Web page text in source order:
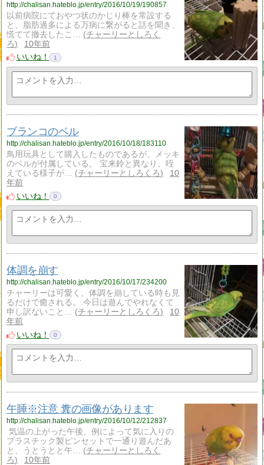
http://chalisan.hateblo.jp/entry/2016/10/19/190857
以前病院にておやつ状のかじり棒を常設する
と、脂肪過多による万病に繋がると話を聞き、
慌てて撤去したこ…
チャーリーとしろく
ろ
10年前
いいね！
1
ブランコのベル
http://chalisan.hateblo.jp/entry/2016/10/18/183110
鳥用玩具として購入したものであるが、メッキ
のベルが付属している。 宝来鈴と異なり、咥
えている様子が…
チャーリーとしろくろ
10
年前
いいね！
0
体調を崩す
http://chalisan.hateblo.jp/entry/2016/10/17/234200
チャーリーは可愛く、体調を崩している時も見
るだけで癒される。 今日は遊んでやれなくて
申し訳ないこと…
チャーリーとしろくろ
10
年前
いいね！
0
午睡※注意 糞の画像があります
http://chalisan.hateblo.jp/entry/2016/10/12/212837
気温の上がった午後、例によって気に入りの
プラスチック製ピンセットで一通り遊んだあ
と、うとうとと午…
チャーリーとしろく
ろ
10年前